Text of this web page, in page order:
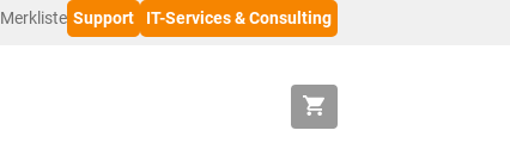
Merkliste Support IT-Services & Consulting